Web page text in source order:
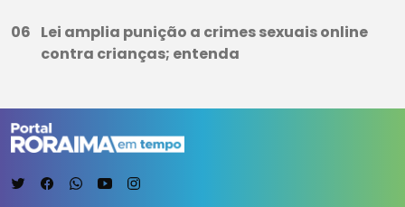
Lei amplia punição a crimes sexuais online
contra crianças; entenda